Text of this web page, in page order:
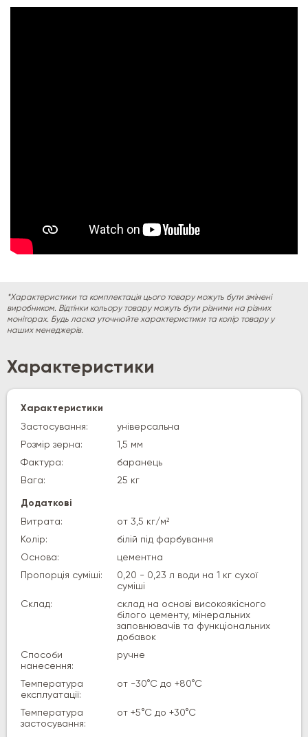
*Характеристики та комплектація цього товару можуть бути змінені
виробником. Відтінки кольору товару можуть бути різними на різних
моніторах. Будь ласка уточнюйте характеристики та колір товару у
наших менеджерів.
Характеристики
Характеристики
Застосування:
універсальна
Розмір зерна:
1,5 мм
Фактура:
баранець
Вага:
25 кг
Додаткові
Витрата:
от 3,5 кг/м²
Колір:
білій під фарбування
Основа:
цементна
Пропорція суміші:
0,20 - 0,23 л води на 1 кг сухої
суміші
Склад:
склад на основі високоякісного
білого цементу, мінеральних
заповнювачів та функціональних
добавок
Способи
нанесення:
ручне
Температура
експлуатації:
от -30°С до +80°С
Температура
застосування:
от +5°С до +30°С